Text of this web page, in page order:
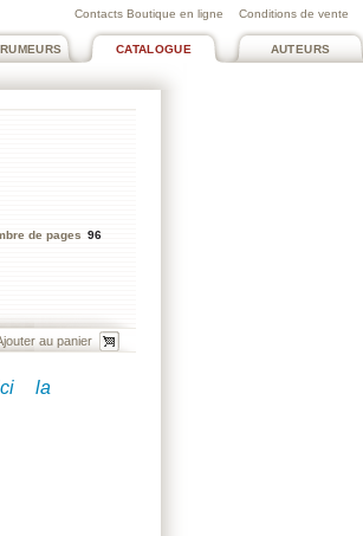
Contacts Boutique en ligne Conditions de vente
AUTEURS
CATALOGUE
de pages 96
la